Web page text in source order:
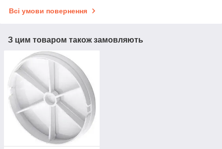
Всі умови повернення
З цим товаром також замовляють